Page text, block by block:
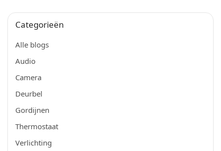
Categorieën
Alle blogs
Audio
Camera
Deurbel
Gordijnen
Thermostaat
Verlichting